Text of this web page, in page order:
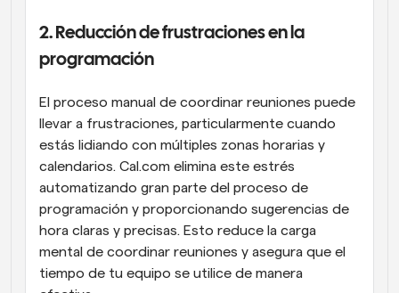
2. Reducción de frustraciones en la
programación
El proceso manual de coordinar reuniones puede
llevar a frustraciones, particularmente cuando
estás lidiando con múltiples zonas horarias y
calendarios. Cal.com elimina este estrés
automatizando gran parte del proceso de
programación y proporcionando sugerencias de
hora claras y precisas. Esto reduce la carga
mental de coordinar reuniones y asegura que el
tiempo de tu equipo se utilice de manera